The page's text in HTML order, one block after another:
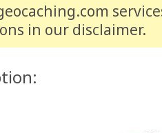
in our disclaimer.